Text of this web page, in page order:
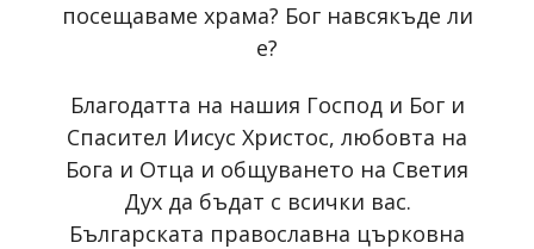
посещаваме храма? Бог навсякъде ли
е?
Благодатта на нашия Господ и Бог и
Спасител Иисус Христос, любовта на
Бога и Отца и общуването на Светия
Дух да бъдат с всички вас.
Българската православна църковна